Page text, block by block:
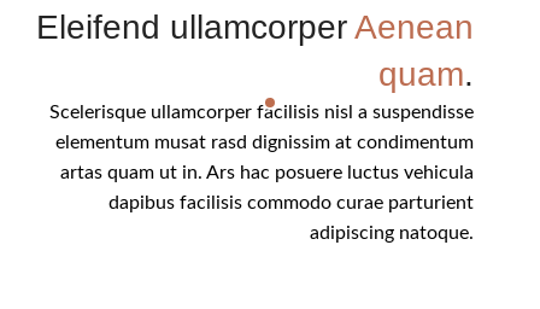
Eleifend ullamcorperAenean
quam.
Scelerisque ullamcorper facilisis nisl a suspendisse
elementum musat rasd dignissim at condimentum
artas quam ut in. Ars hac posuere luctus vehicula
dapibus facilisis commodo curae parturient
adipiscing natoque.